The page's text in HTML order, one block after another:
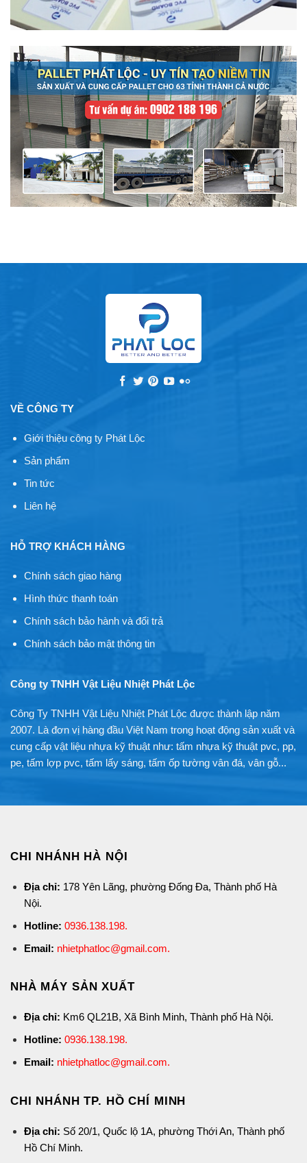
VỀ CÔNG TY
Giới thiệu công ty Phát Lộc
Sản phẩm
Tin tức
Liên hệ
HỖ TRỢ KHÁCH HÀNG
Chính sách giao hàng
Hình thức thanh toán
Chính sách bảo hành và đổi trả
Chính sách bảo mật thông tin
Công ty TNHH Vật Liệu Nhiệt Phát Lộc
Công Ty TNHH Vật Liệu Nhiệt Phát Lộc được thành lập năm
2007. Là đơn vị hàng đầu Việt Nam trong hoạt động sản xuất và
cung cấp vật liệu nhựa kỹ thuật như: tấm nhựa kỹ thuật pvc, pp,
pe, tấm lợp pvc, tấm lấy sáng, tấm ốp tường vân đá, vân gỗ...
CHI NHÁNH HÀ NỘI
Địa chỉ: 178 Yên Lãng, phường Đống Đa, Thành phố Hà
Nội.
Hotline: 0936.138.198.
Email: nhietphatloc@gmail.com.
NHÀ MÁY SẢN XUẤT
Địa chỉ: Km6 QL21B, Xã Bình Minh, Thành phố Hà Nội.
Hotline: 0936.138.198.
Email: nhietphatloc@gmail.com.
CHI NHÁNH TP. HỒ CHÍ MINH
Địa chỉ: Số 20/1, Quốc lộ 1A, phường Thới An, Thành phố
Hồ Chí Minh.